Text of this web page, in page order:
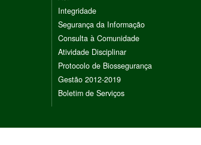
Integridade
Segurança da Informação
Consulta à Comunidade
Atividade Disciplinar
Protocolo de Biossegurança
Gestão 2012-2019
Boletim de Serviços